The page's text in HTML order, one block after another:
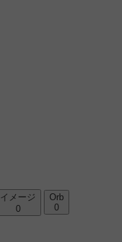
イメージ
0
Orb
0